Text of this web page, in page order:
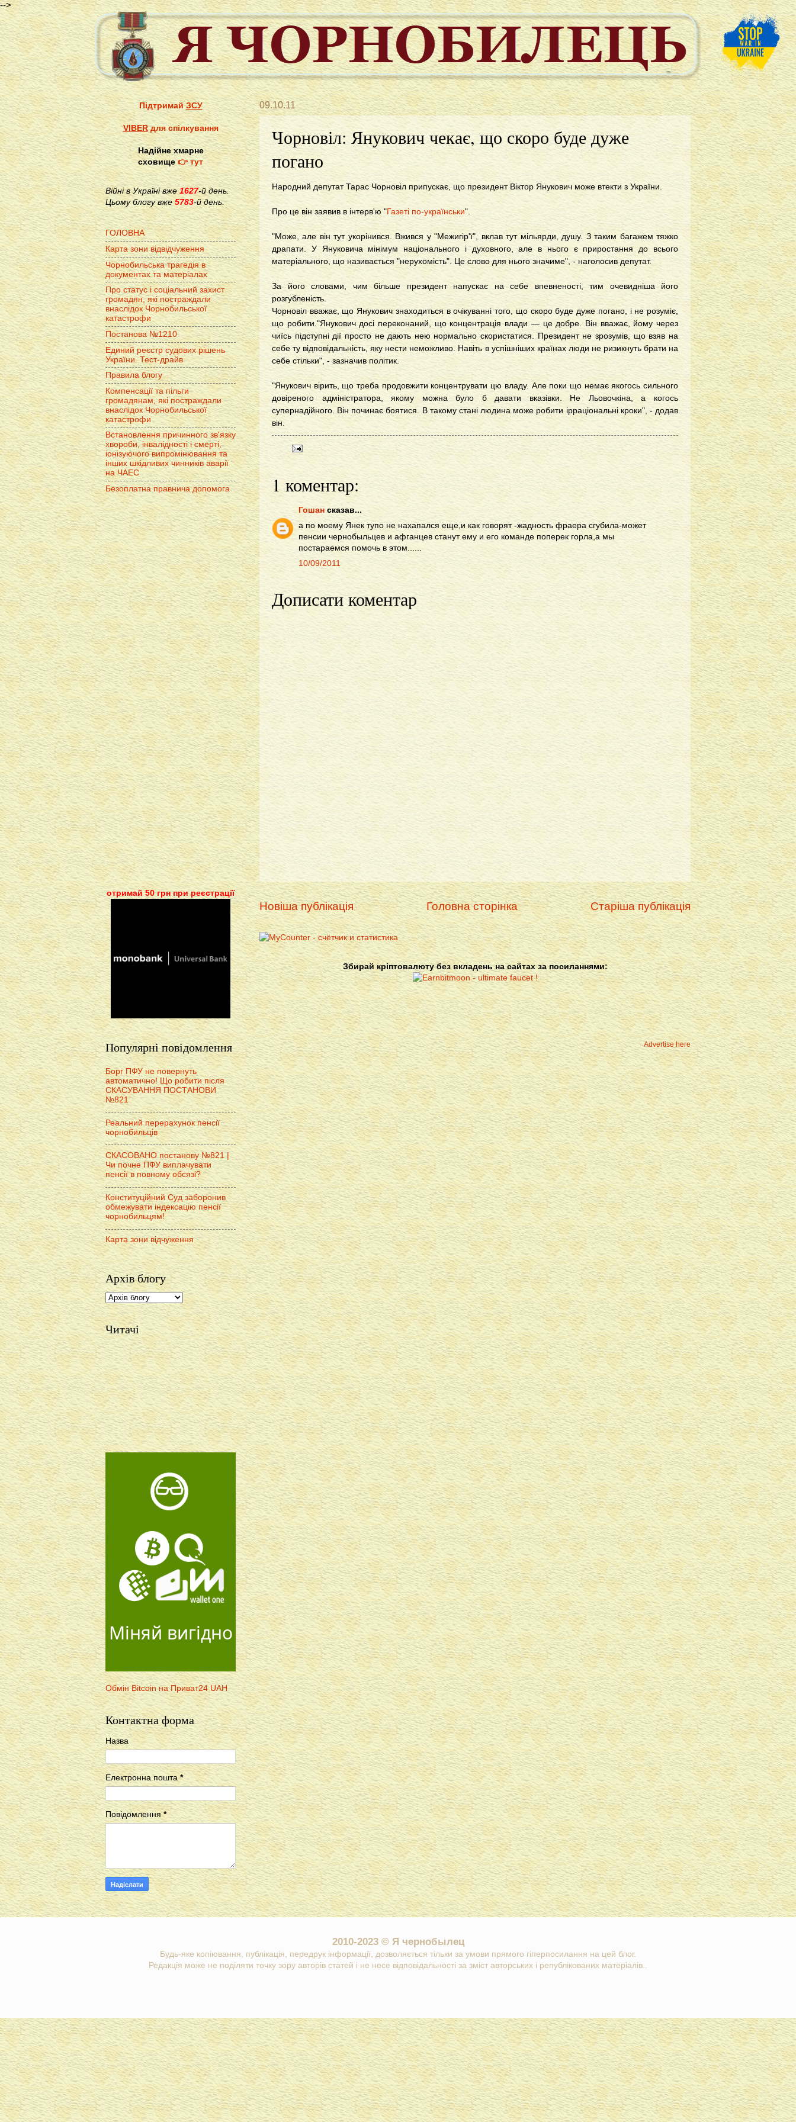
-->
09.10.11
Чорновіл: Янукович чекає, що скоро буде дуже
погано
Народний депутат Тарас Чорновіл припускає, що президент Віктор Янукович може втекти з України.
Про це він заявив в інтерв'ю "Газеті по-українськи".
"Може, але він тут укорінився. Вжився у "Межигір'ї", вклав тут мільярди, душу. З таким багажем тяжко
драпати. У Януковича мінімум національного і духовного, але в нього є приростання до всього
матеріального, що називається "нерухомість". Це слово для нього значиме", - наголосив депутат.
За його словами, чим більше президент напускає на себе впевненості, тим очевидніша його
розгубленість.
Чорновіл вважає, що Янукович знаходиться в очікуванні того, що скоро буде дуже погано, і не розуміє,
що робити."Янукович досі переконаний, що концентрація влади — це добре. Він вважає, йому через
чиїсь підступні дії просто не дають нею нормально скористатися. Президент не зрозумів, що взяв на
себе ту відповідальність, яку нести неможливо. Навіть в успішніших країнах люди не ризикнуть брати на
себе стільки", - зазначив політик.
"Янукович вірить, що треба продовжити концентрувати цю владу. Але поки що немає якогось сильного
довіреного адміністратора, якому можна було б давати вказівки. Не Льовочкіна, а когось
супернадійного. Він починає боятися. В такому стані людина може робити ірраціональні кроки", - додав
він.
1 коментар:
Гошан сказав...
а по моему Янек тупо не нахапался еще,и как говорят -жадность фраера сгубила-может
пенсии чернобыльцев и афганцев станут ему и его команде поперек горла,а мы
постараемся помочь в этом......
10/09/2011
Дописати коментар
Новіша публікація Старіша публікація
Головна сторінка
Збирай кріптовалюту без вкладень на сайтах за посиланнями:
Advertise here
ПідтримайЗСУ
VIBERдля спілкування
Надійне хмарне
сховище👉 тут
Війні в Україні вже1627-й день.
Цьому блогу вже 5783-й день.
ГОЛОВНА
Карта зони відвідчуження
Чорнобильська трагедія в
документах та матеріалах
Про статус і соціальний захист
громадян, які постраждали
внаслідок Чорнобильської
катастрофи
Постанова №1210
Единий реєстр судових рішень
України. Тест-драйв
Правила блогу
Компенсації та пільги
громадянам, які постраждали
внаслідок Чорнобильської
катастрофи
Встановлення причинного зв'язку
хвороби, інвалідності і смерті,
іонізуючого випромінювання та
інших шкідливих чинників аварії
на ЧАЕС
Безоплатна правнича допомога
отримай 50 грн при реєстрації
Популярні повідомлення
Борг ПФУ не повернуть
автоматично! Що робити після
СКАСУВАННЯ ПОСТАНОВИ
№821
Реальний перерахунок пенсії
чорнобильців
СКАСОВАНО постанову №821 |
Чи почне ПФУ виплачувати
пенсії в повному обсязі?
Конституційний Суд заборонив
обмежувати індексацію пенсії
чорнобильцям!
Карта зони відчуження
Архів блогу
Читачі
Міняй вигідно
Обмін Bitcoin на Приват24 UAH
Контактна форма
Назва
Електронна пошта*
Повідомлення *
2010-2023 © Я чернобылец
Будь-яке копіювання, публікація, передрук інформації, дозволяється тільки за умови прямого гіперпосилання на цей блог.
Редакція може не поділяти точку зору авторів статей і не несе відповідальності за зміст авторських і републікованих матеріалів..